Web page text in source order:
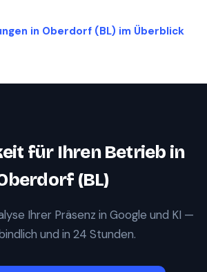
in Oberdorf (BL) im Überblick
für Ihren Betrieb in
(BL)
Ihrer Präsenz in Google und KI —
und in 24 Stunden.